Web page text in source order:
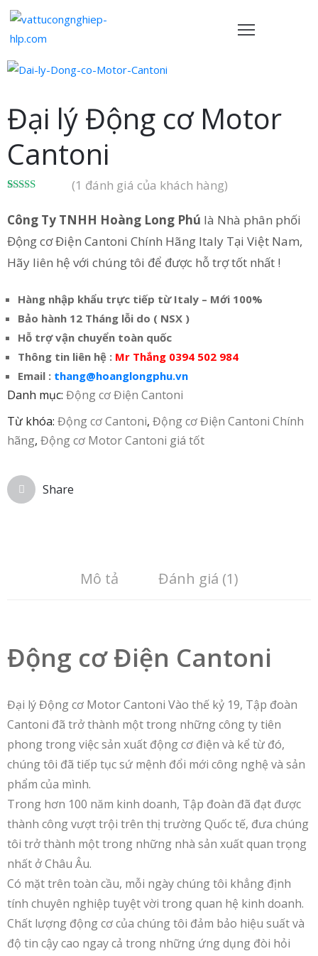
Đại lý Động cơ Motor
Cantoni
đánh giá
(1 đánh giá của khách hàng)
Công Ty TNHH Hoàng Long Phú là Nhà phân phối
Động cơ Điện Cantoni Chính Hãng Italy Tại Việt Nam,
Hãy liên hệ với chúng tôi để được hỗ trợ tốt nhất !
Hàng nhập khẩu trực tiếp từ Italy – Mới 100%
Bảo hành 12 Tháng lỗi do ( NSX )
Hỗ trợ vận chuyển toàn quốc
Thông tin liên hệ : Mr Thắng 0394 502 984
Email : thang@hoanglongphu.vn
Danh mục: Động cơ Điện Cantoni
Từ khóa: Động cơ Cantoni, Động cơ Điện Cantoni Chính
hãng, Động cơ Motor Cantoni giá tốt
Share
Mô tả Đánh giá (1)
Động cơ Điện Cantoni
Đại lý Động cơ Motor Cantoni Vào thế kỷ 19, Tập đoàn
Cantoni đã trở thành một trong những công ty tiên
phong trong việc sản xuất động cơ điện và kể từ đó,
chúng tôi đã tiếp tục sứ mệnh đổi mới công nghệ và sản
phẩm của mình.
Trong hơn 100 năm kinh doanh, Tập đoàn đã đạt được
thành công vượt trội trên thị trường Quốc tế, đưa chúng
tôi trở thành một trong những nhà sản xuất quan trọng
nhất ở Châu Âu.
Có mặt trên toàn cầu, mỗi ngày chúng tôi khẳng định
tính chuyên nghiệp tuyệt vời trong quan hệ kinh doanh.
Chất lượng động cơ của chúng tôi đảm bảo hiệu suất và
độ tin cậy cao ngay cả trong những ứng dụng đòi hỏi